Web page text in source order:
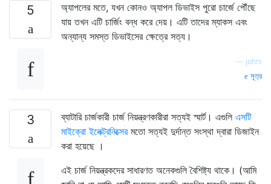
5
অ্যাপলের মতে, যখন কোনও অ্যাপল ডিভাইস পুরো চার্জে পৌঁছে
যায় তখন এটি চার্জিং বন্ধ করে দেয়। এটি তাদের ম্যাকস এবং
অন্যান্য সমস্ত ডিভাইসের ক্ষেত্রে সত্য।
johni
সূত্র
3 ব্যাটারি চার্জকারী চার্জ নিয়ন্ত্রণকারীরা সত্যই স্মার্ট। এগুলি এসটি
মাইক্রো ইলেক্ট্রনিক্সেরমতো সত্যই দুর্দান্ত সংস্থা দ্বারা ডিজাইন
করা হয়েছে ।
এই চার্জ নিয়ন্ত্রকদের সাধারণত অনেকগুলি বৈশিষ্ট্য থাকে। (আমি